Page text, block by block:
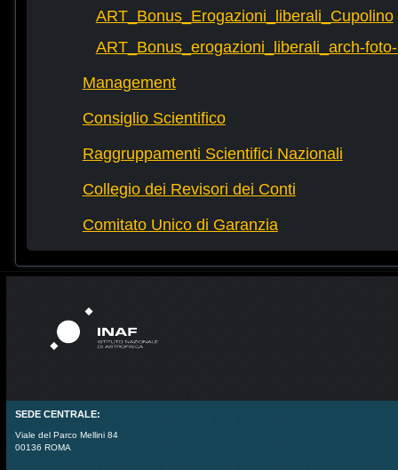
ART_Bonus_Erogazioni_liberali_Cupolino
ART_Bonus_erogazioni_liberali_arch-
Management
Consiglio Scientifico
Raggruppamenti Scientifici Nazionali
Collegio dei Revisori dei Conti
Comitato Unico di Garanzia
SEDE CENTRALE:
Viale del Parco Mellini 84
00136 ROMA